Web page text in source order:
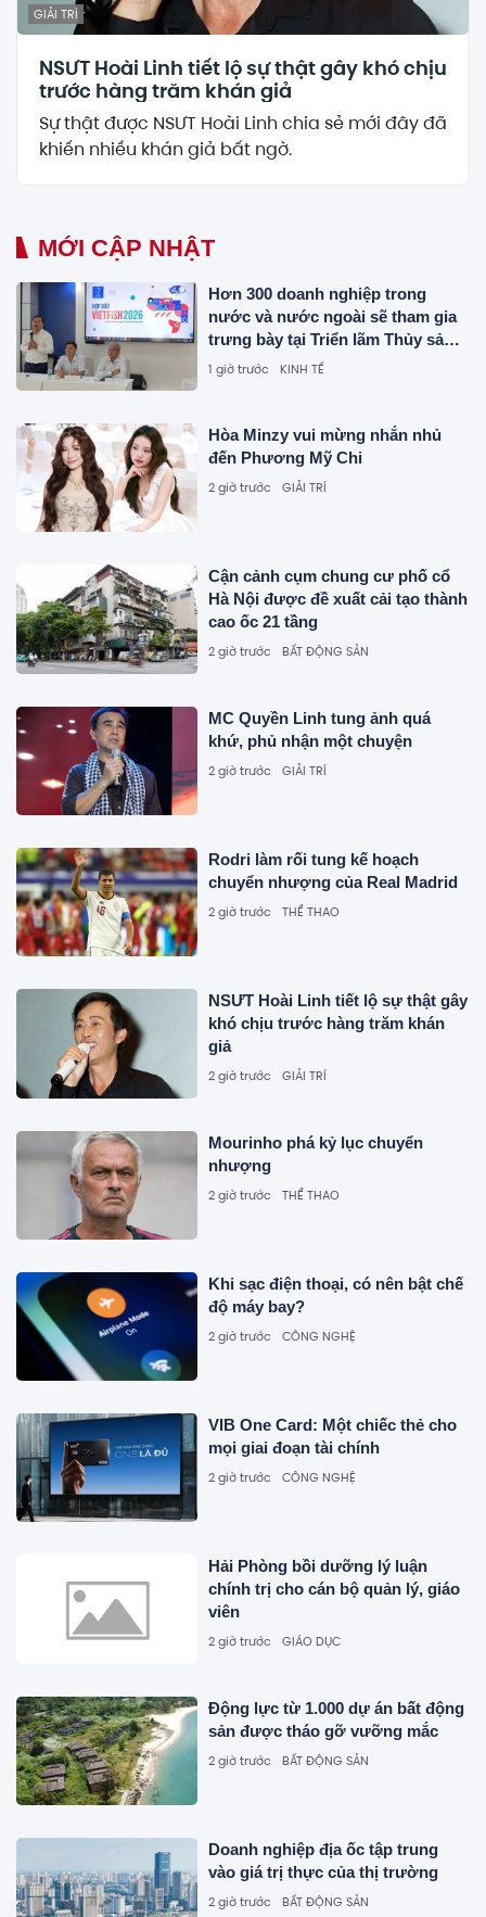
GIẢI TRÍ
NSƯT Hoài Linh tiết lộ sự thật gây khó chịu
trước hàng trăm khán giả
Sự thật được NSƯT Hoài Linh chia sẻ mới đây đã
khiến nhiều khán giả bất ngờ.
MỚI CẬP NHẬT
Hơn 300 doanh nghiệp trong
nước và nước ngoài sẽ tham gia
trưng bày tại Triển lãm Thủy sản
Quốc tế VIETFISH 2026
1 giờ trước KINH TẾ
Hòa Minzy vui mừng nhắn nhủ
đến Phương Mỹ Chi
2 giờ trước GIẢI TRÍ
Cận cảnh cụm chung cư phố cổ
Hà Nội được đề xuất cải tạo thành
cao ốc 21 tầng
2 giờ trước BẤT ĐỘNG SẢN
MC Quyền Linh tung ảnh quá
khứ, phủ nhận một chuyện
2 giờ trước GIẢI TRÍ
Rodri làm rối tung kế hoạch
chuyển nhượng của Real Madrid
2 giờ trước THỂ THAO
NSƯT Hoài Linh tiết lộ sự thật gây
khó chịu trước hàng trăm khán
giả
2 giờ trước GIẢI TRÍ
Mourinho phá kỷ lục chuyển
nhượng
2 giờ trước THỂ THAO
Khi sạc điện thoại, có nên bật chế
độ máy bay?
2 giờ trước CÔNG NGHỆ
VIB One Card: Một chiếc thẻ cho
mọi giai đoạn tài chính
2 giờ trước CÔNG NGHỆ
Hải Phòng bồi dưỡng lý luận
chính trị cho cán bộ quản lý, giáo
viên
2 giờ trước GIÁO DỤC
Động lực từ 1.000 dự án bất động
sản được tháo gỡ vưỡng mắc
2 giờ trước BẤT ĐỘNG SẢN
Doanh nghiệp địa ốc tập trung
vào giá trị thực của thị trường
2 giờ trước BẤT ĐỘNG SẢN